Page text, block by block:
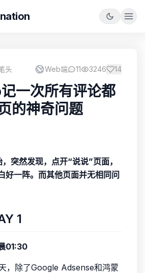
头 Web端 11 3246 14
一次所有评论都
的神奇问题
突然发现，点开“说说”页面，
好一阵。而其他页面并无相同问
1
01:30
，除了Google Adsense和鸿蒙